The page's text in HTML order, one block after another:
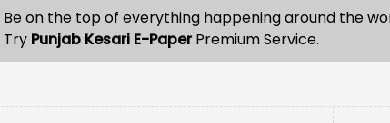
Be on the top of everything happening around the
Try Punjab Kesari E-PaperPremium Service.